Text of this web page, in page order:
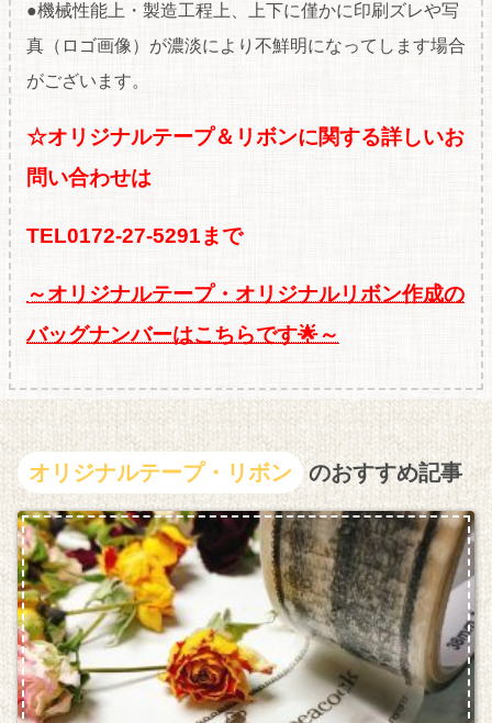
●機械性能上・製造工程上、上下に僅かに印刷ズレや写
真（ロゴ画像）が濃淡により不鮮明になってします場合
がございます。
☆オリジナルテープ＆リボンに関する詳しいお
問い合わせは
TEL0172-27-5291まで
～オリジナルテープ・オリジナルリボン作成の
バッグナンバーはこちらです🌟～
オリジナルテープ・リボン のおすすめ記事